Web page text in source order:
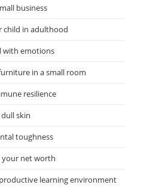
business
child in adulthood
with emotions
in a small room
resilience
skin
toughness
your net worth
learning environment